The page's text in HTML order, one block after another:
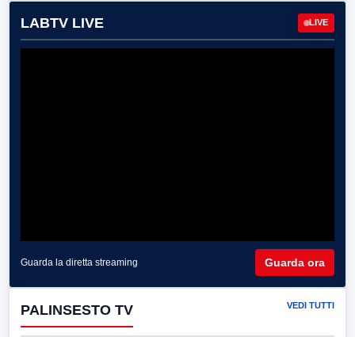
LABTV LIVE LIVE
Guarda la diretta streaming Guarda ora
PALINSESTO TV VEDI TUTTI